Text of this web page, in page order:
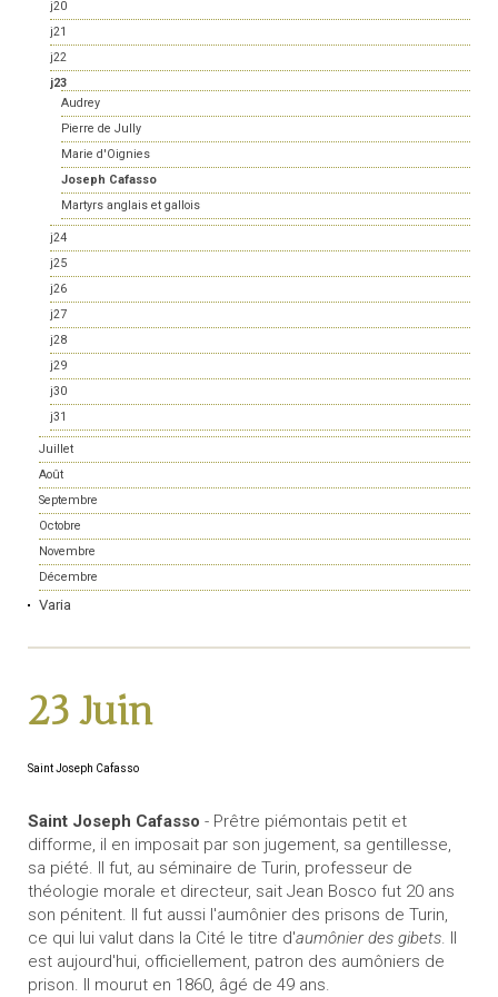
j20
j21
j22
j23
Audrey
Pierre de Jully
Marie d'Oignies
Joseph Cafasso
Martyrs anglais et gallois
j24
j25
j26
j27
j28
j29
j30
j31
Juillet
Août
Septembre
Octobre
Novembre
Décembre
Varia
23 Juin
Saint Joseph Cafasso
Saint Joseph Cafasso - Prêtre piémontais petit et
difforme, il en imposait par son jugement, sa gentillesse,
sa piété. Il fut, au séminaire de Turin, professeur de
théologie morale et directeur, sait Jean Bosco fut 20 ans
son pénitent. Il fut aussi l'aumônier des prisons de Turin,
ce qui lui valut dans la Cité le titre d'aumônier des gibets. Il
est aujourd'hui, officiellement, patron des aumôniers de
prison. Il mourut en 1860, âgé de 49 ans.